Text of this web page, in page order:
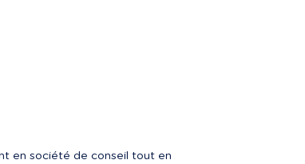
en société de conseil tout en